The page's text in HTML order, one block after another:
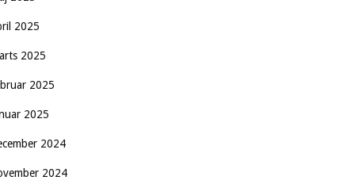
2025
2025
2025
2025
2024
2024